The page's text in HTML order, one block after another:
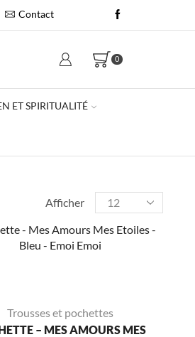
Contact
0
ET SPIRITUALITÉ
Afficher
Trousses et pochettes
– MES AMOURS MES